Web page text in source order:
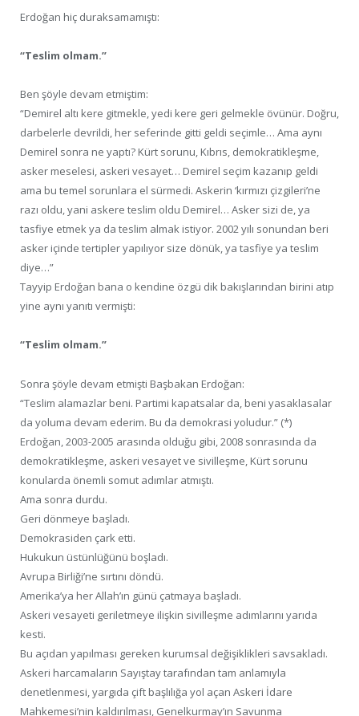
Erdoğan hiç duraksamamıştı:
“Teslim olmam.”
Ben şöyle devam etmiştim:
“Demirel altı kere gitmekle, yedi kere geri gelmekle övünür. Doğru,
darbelerle devrildi, her seferinde gitti geldi seçimle… Ama aynı
Demirel sonra ne yaptı? Kürt sorunu, Kıbrıs, demokratikleşme,
asker meselesi, askeri vesayet… Demirel seçim kazanıp geldi
ama bu temel sorunlara el sürmedi. Askerin ‘kırmızı çizgileri’ne
razı oldu, yani askere teslim oldu Demirel… Asker sizi de, ya
tasfiye etmek ya da teslim almak istiyor. 2002 yılı sonundan beri
asker içinde tertipler yapılıyor size dönük, ya tasfiye ya teslim
diye…”
Tayyip Erdoğan bana o kendine özgü dik bakışlarından birini atıp
yine aynı yanıtı vermişti:
“Teslim olmam.”
Sonra şöyle devam etmişti Başbakan Erdoğan:
“Teslim alamazlar beni. Partimi kapatsalar da, beni yasaklasalar
da yoluma devam ederim. Bu da demokrasi yoludur.” (*)
Erdoğan, 2003-2005 arasında olduğu gibi, 2008 sonrasında da
demokratikleşme, askeri vesayet ve sivilleşme, Kürt sorunu
konularda önemli somut adımlar atmıştı.
Ama sonra durdu.
Geri dönmeye başladı.
Demokrasiden çark etti.
Hukukun üstünlüğünü boşladı.
Avrupa Birliği’ne sırtını döndü.
Amerika’ya her Allah’ın günü çatmaya başladı.
Askeri vesayeti geriletmeye ilişkin sivilleşme adımlarını yarıda
kesti.
Bu açıdan yapılması gereken kurumsal değişiklikleri savsakladı.
Askeri harcamaların Sayıştay tarafından tam anlamıyla
denetlenmesi, yargıda çift başlılığa yol açan Askeri İdare
Mahkemesi’nin kaldırılması, Genelkurmay’ın Savunma